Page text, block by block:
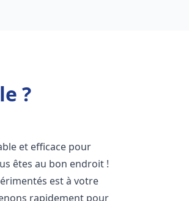
?
et efficace pour
êtes au bon endroit !
est à votre
rapidement pour